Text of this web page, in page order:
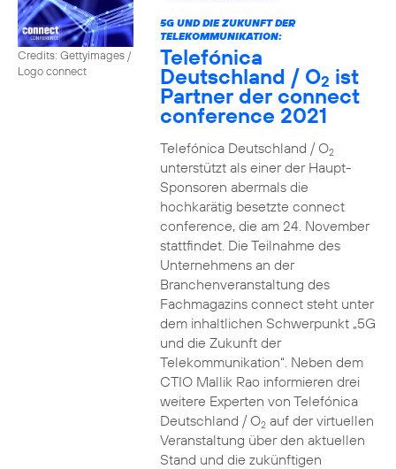
Credits: Gettyimages /
Logo connect
5G UND DIE ZUKUNFT DER
TELEKOMMUNIKATION:
Telefónica
Deutschland / O2 ist
Partner der connect
conference 2021
Telefónica Deutschland / O2
unterstützt als einer der Haupt-
Sponsoren abermals die
hochkarätig besetzte connect
conference, die am 24. November
stattfindet. Die Teilnahme des
Unternehmens an der
Branchenveranstaltung des
Fachmagazins connect steht unter
dem inhaltlichen Schwerpunkt „5G
und die Zukunft der
Telekommunikation“. Neben dem
CTIO Mallik Rao informieren drei
weitere Experten von Telefónica
Deutschland / O2auf der virtuellen
Veranstaltung über den aktuellen
Stand und die zukünftigen